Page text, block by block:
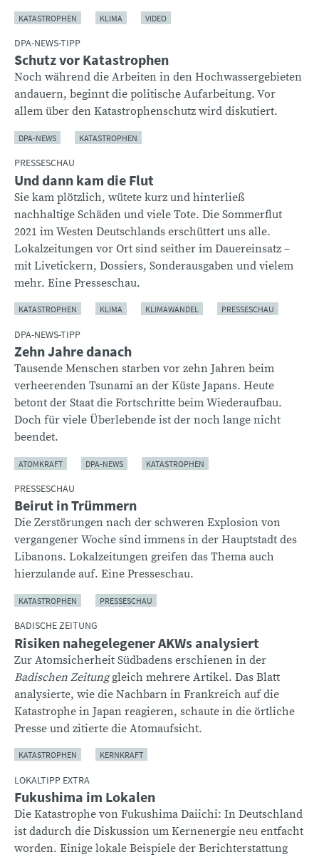
KATASTROPHEN KLIMA VIDEO
DPA-NEWS-TIPP
Schutz vor Katastrophen
Noch während die Arbeiten in den Hochwassergebieten
andauern, beginnt die politische Aufarbeitung. Vor
allem über den Katastrophenschutz wird diskutiert.
DPA-NEWS KATASTROPHEN
PRESSESCHAU
Und dann kam die Flut
Sie kam plötzlich, wütete kurz und hinterließ
nachhaltige Schäden und viele Tote. Die Sommerflut
2021 im Westen Deutschlands erschüttert uns alle.
Lokalzeitungen vor Ort sind seither im Dauereinsatz –
mit Livetickern, Dossiers, Sonderausgaben und vielem
mehr. Eine Presseschau.
KATASTROPHEN KLIMA KLIMAWANDEL PRESSESCHAU
DPA-NEWS-TIPP
Zehn Jahre danach
Tausende Menschen starben vor zehn Jahren beim
verheerenden Tsunami an der Küste Japans. Heute
betont der Staat die Fortschritte beim Wiederaufbau.
Doch für viele Überlebende ist der noch lange nicht
beendet.
ATOMKRAFT DPA-NEWS KATASTROPHEN
PRESSESCHAU
Beirut in Trümmern
Die Zerstörungen nach der schweren Explosion von
vergangener Woche sind immens in der Hauptstadt des
Libanons. Lokalzeitungen greifen das Thema auch
hierzulande auf. Eine Presseschau.
KATASTROPHEN PRESSESCHAU
BADISCHE ZEITUNG
Risiken nahegelegener AKWs analysiert
Zur Atomsicherheit Südbadens erschienen in der
Badischen Zeitunggleich mehrere Artikel. Das Blatt
analysierte, wie die Nachbarn in Frankreich auf die
Katastrophe in Japan reagieren, schaute in die örtliche
Presse und zitierte die Atomaufsicht.
KATASTROPHEN KERNKRAFT
LOKALTIPP EXTRA
Fukushima im Lokalen
Die Katastrophe von Fukushima Daiichi: In Deutschland
ist dadurch die Diskussion um Kernenergie neu entfacht
worden. Einige lokale Beispiele der Berichterstattung